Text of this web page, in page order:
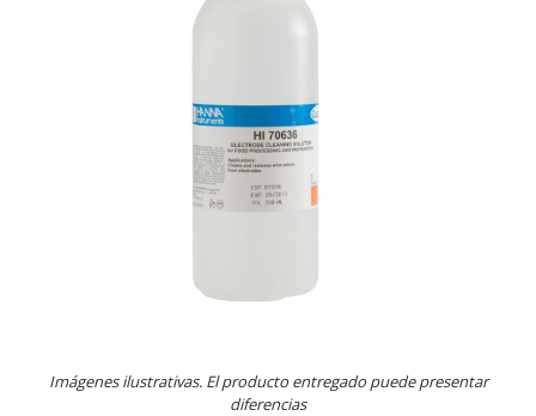
Imágenes ilustrativas. El producto entregado puede presentar
diferencias